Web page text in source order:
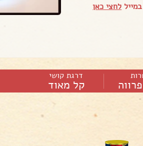
לחצי כאן
דרגת קושי
קל מאוד